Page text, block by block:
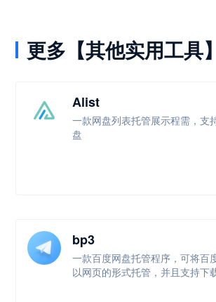
更多【其他实用工具】
Alist
一款网盘列表托管展示程需，支
盘
bp3
一款百度网盘托管程序，可将百
以网页的形式托管，并且支持下